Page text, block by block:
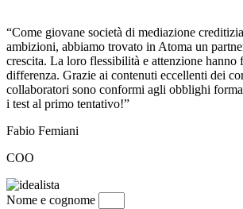
“Come giovane società di mediazione
ambizioni, abbiamo trovato in Atoma un
crescita. La loro flessibilità e attenzione hanno
differenza. Grazie ai contenuti eccellenti dei
collaboratori sono conformi agli obblighi
i test al primo tentativo!”
Fabio Femiani
COO
Nome e cognome